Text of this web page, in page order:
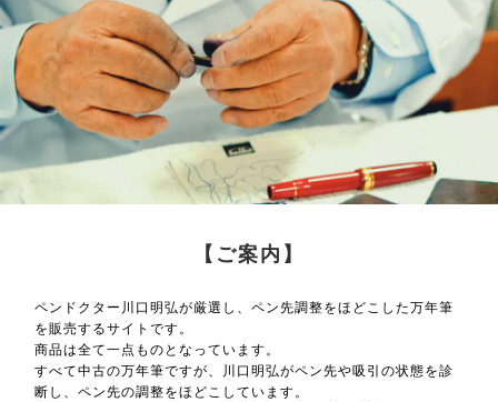
【ご案内】
ペンドクター川口明弘が厳選し、ペン先調整をほどこした万年筆
を販売するサイトです。
商品は全て一点ものとなっています。
すべて中古の万年筆ですが、川口明弘がペン先や吸引の状態を診
断し、ペン先の調整をほどこしています。